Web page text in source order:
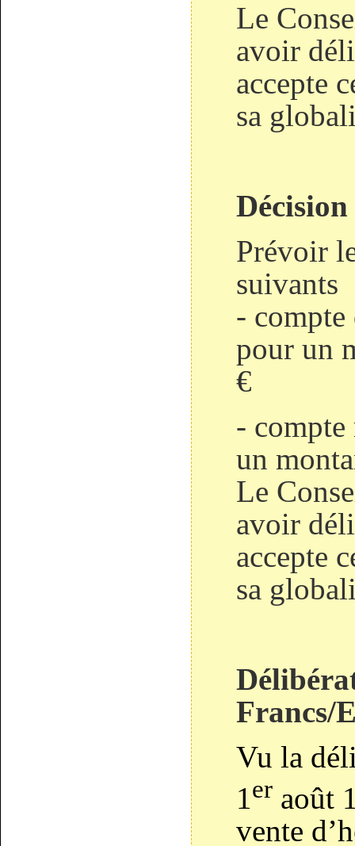
Le
avoir
accepte
sa
Prévoir
suivants
- compte
pour un
€
- compte
un
Le
avoir
accepte
sa
Francs/
Vu la
1er août
vente